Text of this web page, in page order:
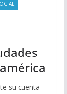
su cuenta